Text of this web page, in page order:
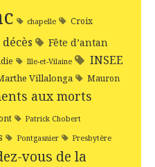
chapelle Croix
Fête d’antan
Ille-et-Vilaine INSEE
Villalonga Mauron
aux morts
Patrick Chobert
Pontgasnier Presbytère
vous de la